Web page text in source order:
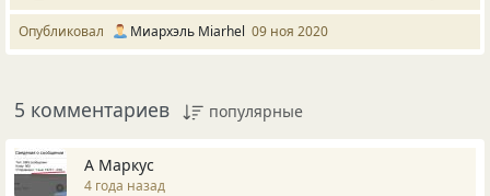
Опубликовал Миархэль Miarhel 09 ноя 2020
5 комментариев популярные
А Маркус
4 года назад